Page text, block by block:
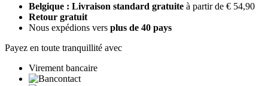
Belgique : Livraison standard gratuite à partir de € 54,90
Retour gratuit
Nous expédions vers plus de 40 pays
Payez en toute tranquillité avec
Virement bancaire